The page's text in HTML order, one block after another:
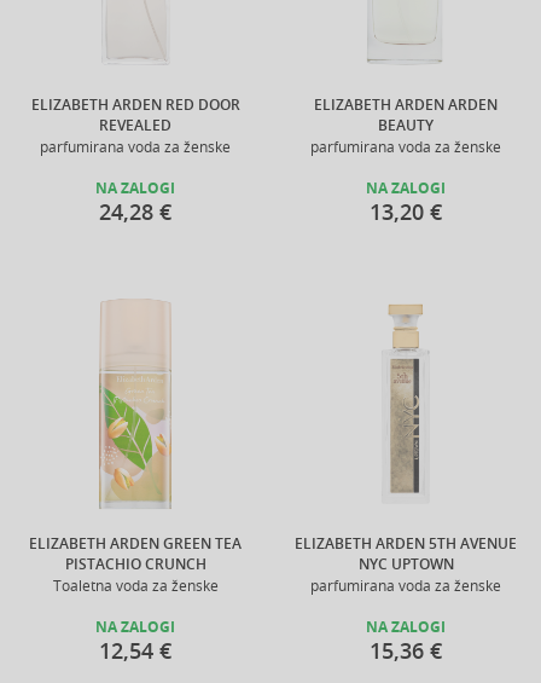
ELIZABETH ARDEN RED DOOR
REVEALED
parfumirana voda za ženske
NA ZALOGI
24,28 €
ELIZABETH ARDEN ARDEN
BEAUTY
parfumirana voda za ženske
NA ZALOGI
13,20 €
ELIZABETH ARDEN GREEN TEA
PISTACHIO CRUNCH
Toaletna voda za ženske
NA ZALOGI
12,54 €
ELIZABETH ARDEN 5TH AVENUE
NYC UPTOWN
parfumirana voda za ženske
NA ZALOGI
15,36 €